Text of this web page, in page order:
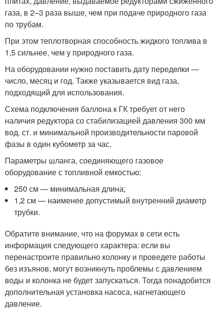
газа, в 2–3 раза выше, чем при подаче природного газа
по трубам.
При этом теплотворная способность жидкого топлива в
1,5 сильнее, чем у природного газа.
На оборудовании нужно поставить дату переделки —
число, месяц и год. Также указывается вид газа,
подходящий для использования.
Схема подключения баллона к ГК требует от него
наличия редуктора со стабилизацией давления 300 мм
вод. ст. и минимальной производительности паровой
фазы в один кубометр за час.
Параметры шланга, соединяющего газовое
оборудование с топливной емкостью:
250 см — минимальная длина;
1,2 см — наименее допустимый внутренний диаметр
трубки.
Обратите внимание, что на форумах в сети есть
информация следующего характера: если вы
перенастроите правильно колонку и проведете работы
без изъянов, могут возникнуть проблемы с давлением
воды и колонка не будет запускаться. Тогда понадобится
дополнительная установка насоса, нагнетающего
давление.